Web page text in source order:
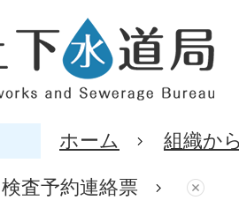
ホーム 組織か
検査予約連絡票